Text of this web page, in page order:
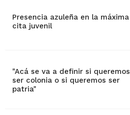
Presencia azuleña en la máxima
cita juvenil
"Acá se va a definir si queremos
ser colonia o si queremos ser
patria"